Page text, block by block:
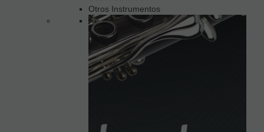
Otros Instrumentos